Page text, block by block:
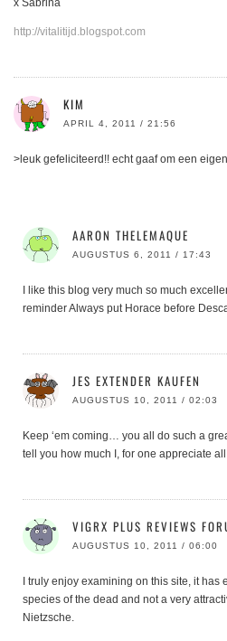
http://vitalitijd.blogspot.com
KIM
APRIL 4, 2011 / 21:56
>leuk gefeliciteerd!! echt gaaf om een
AARON THELEMAQUE
AUGUSTUS 6, 2011 / 17:43
I like this blog very much so much
reminder Always put Horace before
JES EXTENDER KAUFEN
AUGUSTUS 10, 2011 / 02:03
Keep ‘em coming… you all do such a
tell you how much I, for one appreciate
VIGRX PLUS REVIEWS
AUGUSTUS 10, 2011 / 06:00
I truly enjoy examining on this site, it has
species of the dead and not a very
Nietzsche.